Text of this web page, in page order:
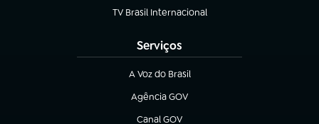
TV Brasil Internacional
(abre em nova aba)
Serviços
A Voz do Brasil
(abre em nova aba)
Agência GOV
(abre em nova aba)
Canal GOV